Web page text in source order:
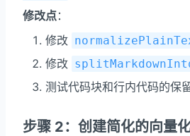
修改点：
修改
修改
测试代码块和行内代码的保
步骤 2：创建简化的向量